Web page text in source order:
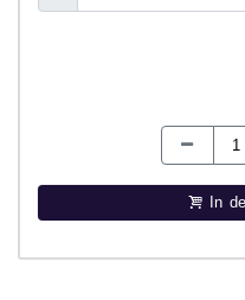
1
In